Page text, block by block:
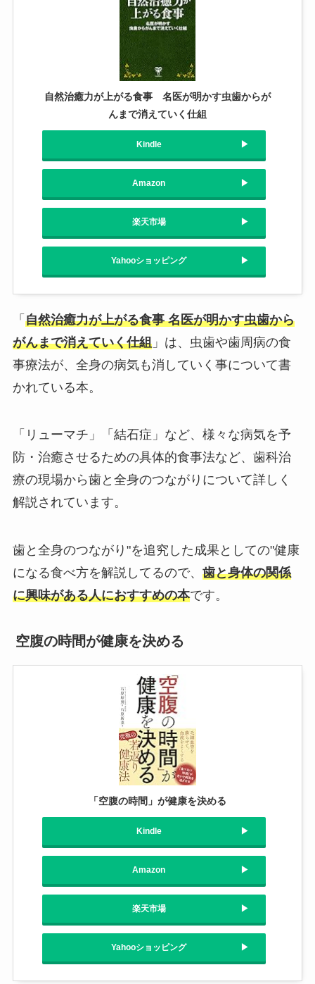
自然治癒力が上がる食事 名医が明かす虫歯からが
んまで消えていく仕組
Kindle
Amazon
楽天市場
Yahooショッピング
「 自然治癒力が上がる食事 名医が明かす虫歯から
がんまで消えていく仕組」は、虫歯や歯周病の食
事療法が、全身の病気も消していく事について書
かれている本。
「リューマチ」「結石症」など、様々な病気を予
防・治癒させるための具体的食事法など、歯科治
療の現場から歯と全身のつながりについて詳しく
解説されています。
歯と全身のつながり"を追究した成果としての"健康
になる食べ方を解説してるので、 歯と身体の関係
に興味がある人におすすめの本です。
空腹の時間が健康を決める
「空腹の時間」が健康を決める
Kindle
Amazon
楽天市場
Yahooショッピング